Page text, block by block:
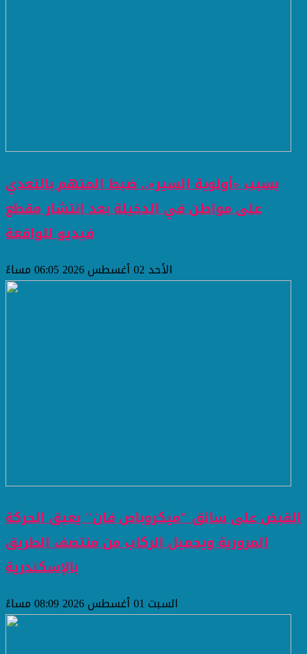
بسبب «أولوية السير».. ضبط المتهم بالتعدي
على مواطن في الدخيلة بعد انتشار مقطع
فيديو للواقعة
الأحد 02 أغسطس 2026 06:05 مساءً
القبض على سائق "ميكروباص فان" يعيق الحركة
المرورية ويحميل الركاب من منتصف الطريق
بالإسكندرية
السبت 01 أغسطس 2026 08:09 مساءً